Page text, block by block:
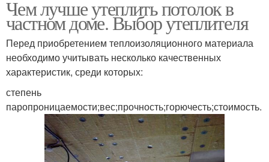
Чем лучше утеплить потолок в
частном доме. Выбор утеплителя
Перед приобретением теплоизоляционного материала
необходимо учитывать несколько качественных
характеристик, среди которых:
степень
паропроницаемости;вес;прочность;горючесть;стоимость.